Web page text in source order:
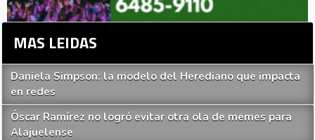
MAS LEIDAS
Daniela Simpson: la modelo del Herediano que impacta
en redes
Óscar Ramírez no logró evitar otra ola de memes para
Alajuelense